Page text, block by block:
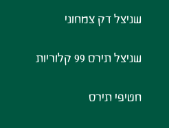
שניצל דק צמחוני
שניצל תירס 99 קלוריות
חטיפי תירס